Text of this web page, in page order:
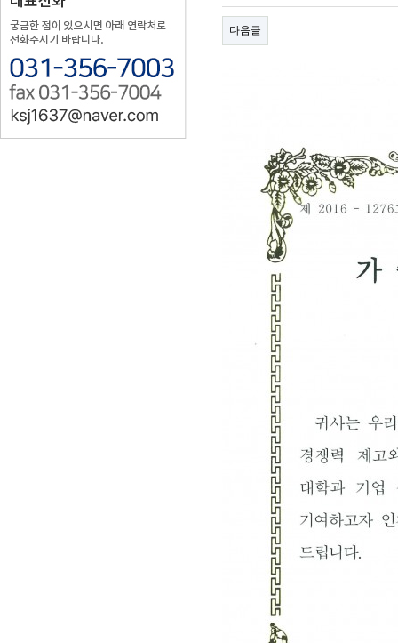
다음글